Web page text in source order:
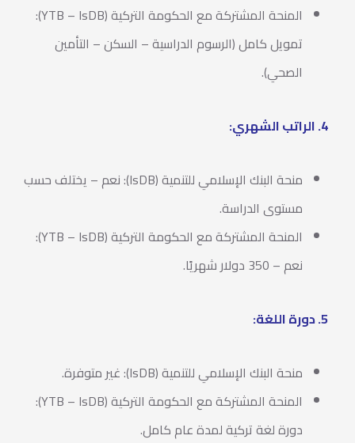
المنحة المشتركة مع الحكومة التركية (YTB – IsDB):
تمويل كامل (الرسوم الدراسية – السكن – التأمين
الصحي).
4. الراتب الشهري:
منحة البنك الإسلامي للتنمية (IsDB): نعم – يختلف حسب
مستوى الدراسة.
المنحة المشتركة مع الحكومة التركية (YTB – IsDB):
نعم – 350 دولار شهريًا.
5. دورة اللغة:
منحة البنك الإسلامي للتنمية (IsDB): غير متوفرة.
المنحة المشتركة مع الحكومة التركية (YTB – IsDB):
دورة لغة تركية لمدة عام كامل.